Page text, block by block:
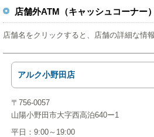
店舗外ATM（キャッシュコーナー
店舗名をクリックすると、店舗の詳細な情
アルク小野田店
〒756-0057
山陽小野田市大字西高泊640ー1
平日：9:00～19:00